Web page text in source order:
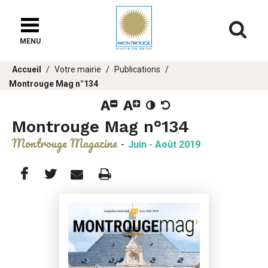
chat
MENU
Vous
êtes
Accueil Votre mairie
Publications
Montrouge Mag n°134
Montrouge Mag n°134
Montrouge Magazine - Juin - Août 2019
Partager
Partager
page
sur
Partager
page
par
Imprimer